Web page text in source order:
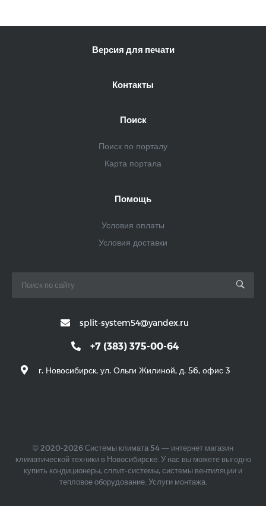
Версия для печати
Контакты
Поиск
Поиск по порталу
Карта портала
Помощь
Условия оплаты
Условия доставки
split-system54@yandex.ru
+7 (383) 375-00-64
г. Новосибирск, ул. Ольги Жилиной, д. 56, офис 3
© 2020-2026 Системы климата 54 — интернет магазин
климатической техники в Новосибирске. У нас вы можете выгодно
купить кондиционеры, сплит-системы, системы вентиляции и
тепловое оборудование. Услуги монтажа.